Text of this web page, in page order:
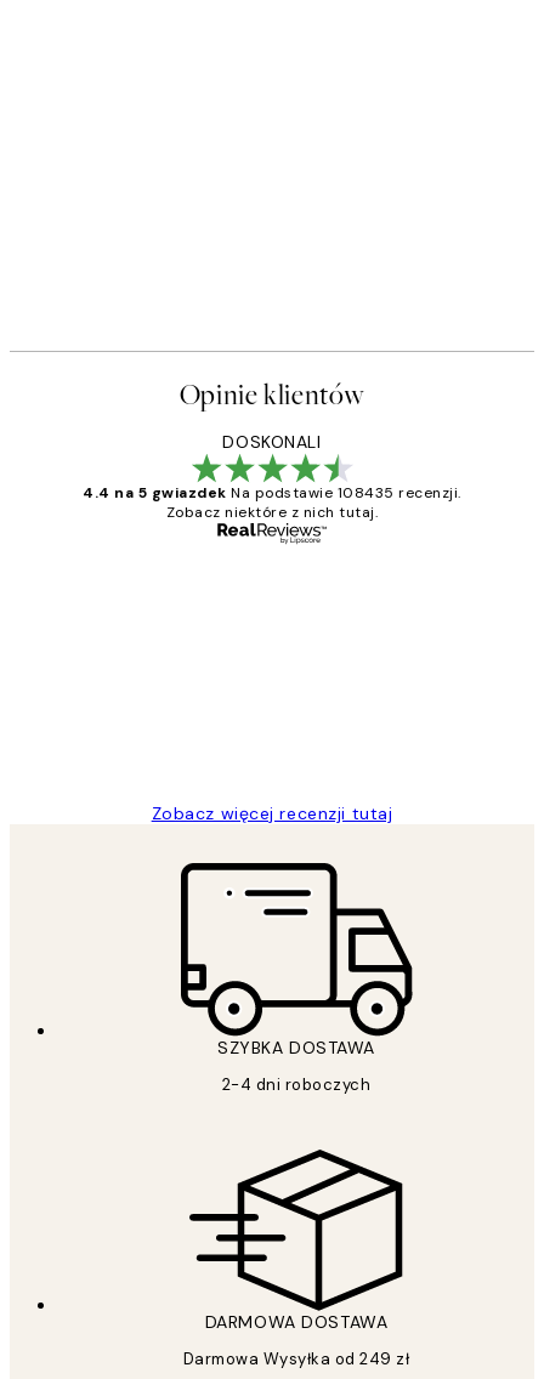
Opinie klientów
DOSKONALI
4.4 na 5 gwiazdek Na podstawie 108435 recenzji.
Zobacz niektóre z nich tutaj.
Zobacz więcej recenzji tutaj
SZYBKA DOSTAWA
2-4 dni roboczych
DARMOWA DOSTAWA
Darmowa Wysyłka od 249 zł